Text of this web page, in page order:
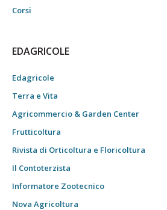
Corsi
EDAGRICOLE
Edagricole
Terra e Vita
Agricommercio & Garden Center
Frutticoltura
Rivista di Orticoltura e Floricoltura
Il Contoterzista
Informatore Zootecnico
Nova Agricoltura